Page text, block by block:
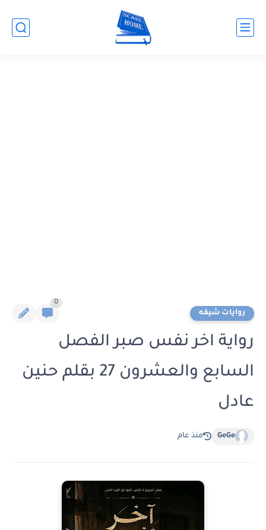
روايات شيقه
0
رواية اخر نفس صبر الفصل
السابع والعشرون 27 بقلم حنين
عادل
GeGe منذ عام